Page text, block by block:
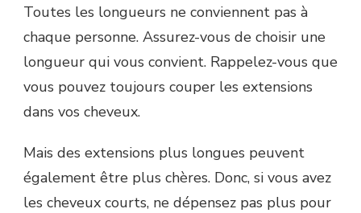
Toutes les longueurs ne conviennent pas à
chaque personne. Assurez-vous de choisir une
longueur qui vous convient. Rappelez-vous que
vous pouvez toujours couper les extensions
dans vos cheveux.
Mais des extensions plus longues peuvent
également être plus chères. Donc, si vous avez
les cheveux courts, ne dépensez pas plus pour